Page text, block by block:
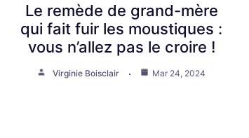
Le remède de grand-mère
qui fait fuir les moustiques :
vous n’allez pas le croire !
Virginie Boisclair Mar 24, 2024